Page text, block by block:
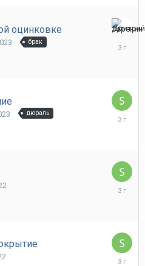
оцинковке
брак
25
июля,
дюраль
30
24